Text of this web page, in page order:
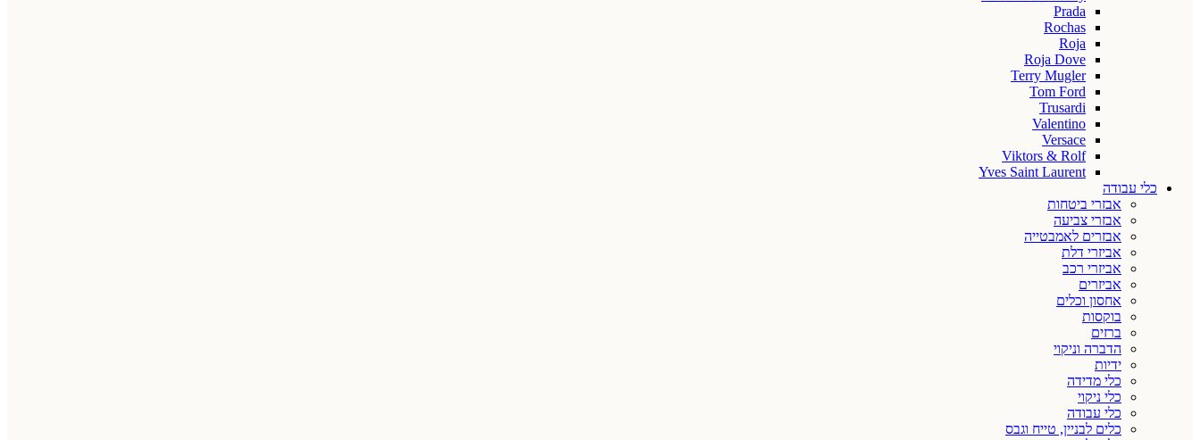
Prada
Rochas
Roja
Roja Dove
Terry Mugler
Tom Ford
Trusardi
Valentino
Versace
Viktors & Rolf
Yves Saint Laurent
כלי עבודה
אבזרי ביטחות
אבזרי צביעה
אבזרים לאמבטייה
אביזרי דלת
אביזרי רכב
אביזרים
אחסון וכלים
בוקסות
ברזים
הדברה וניקוי
ידיות
כלי מדידה
כלי ניקוי
כלי עבודה
כלים לבניין, טייח וגבס